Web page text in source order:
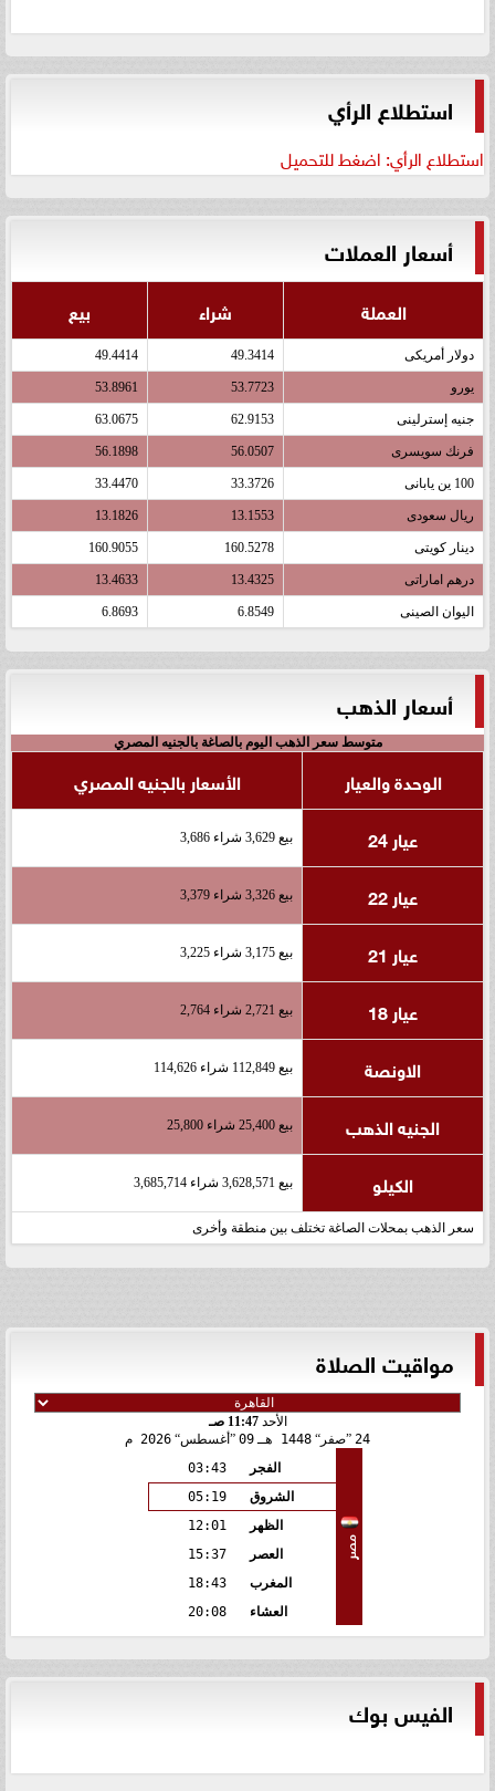
استطلاع الرأي
استطلاع الرأي: اضغط للتحميل
أسعار العملات
العملة شراء بيع
دولار أمريكى 49.3414
49.4414
يورو 53.7723
53.8961
جنيه إسترلينى 62.9153
63.0675
فرنك سويسرى 56.0507
56.1898
100 ين يابانى 33.3726
33.4470
ريال سعودى 13.1553
13.1826
دينار كويتى 160.5278
160.9055
درهم اماراتى 13.4325
13.4633
اليوان الصينى 6.8549
6.8693
أسعار الذهب
متوسط سعر الذهب اليوم بالصاغة بالجنيه المصري
الوحدة والعيار
الأسعار بالجنيه المصري
عيار 24
بيع 3,629 شراء 3,686
عيار 22 بيع 3,326 شراء 3,379
عيار 21 بيع 3,175 شراء 3,225
عيار 18 بيع 2,721 شراء 2,764
الاونصة بيع 112,849 شراء 114,626
الجنيه الذهب بيع 25,400 شراء 25,800
الكيلو بيع 3,628,571 شراء 3,685,714
سعر الذهب بمحلات الصاغة تختلف بين منطقة وأخرى
مواقيت الصلاة
الأحد11:47 صـ
24 صفر 1448 هـ 09 أغسطس 2026 م
مصر
الفجر
03:43
الشروق
05:19
الظهر
12:01
العصر
15:37
المغرب
18:43
العشاء
20:08
الفيس بوك